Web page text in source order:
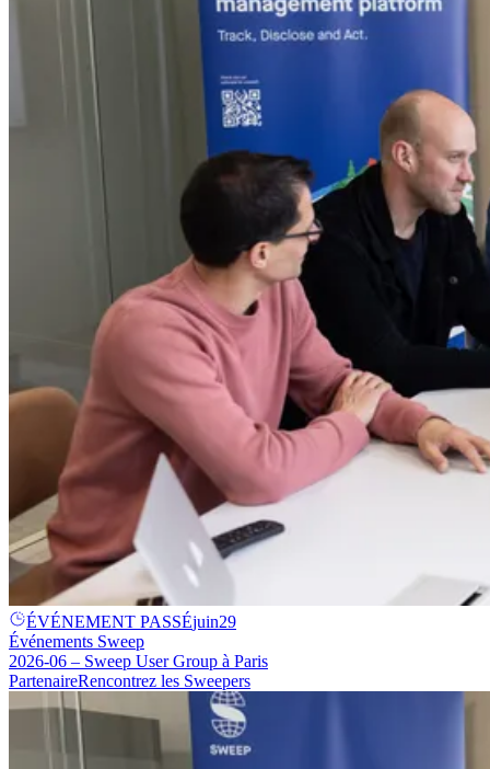
ÉVÉNEMENT PASSÉjuin29
Événements Sweep
2026-06 – Sweep User Group à Paris
PartenaireRencontrez les Sweepers